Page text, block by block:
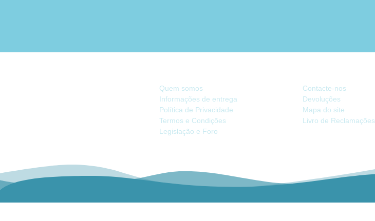
Quem somos
Informações de entrega
Política de Privacidade
Termos e Condições
Legislação e Foro
Contacte-nos
Devoluções
Mapa do site
Livro de Reclamações